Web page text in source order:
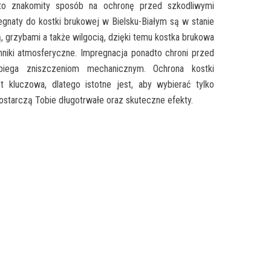
znakomity sposób na ochronę przed szkodliwymi
do kostki brukowej w Bielsku-Białym są w stanie
grzybami a także wilgocią, dzięki temu kostka brukowa
atmosferyczne. Impregnacja ponadto chroni przed
zniszczeniom mechanicznym. Ochrona kostki
kluczowa, dlatego istotne jest, aby wybierać tylko
Tobie długotrwałe oraz skuteczne efekty.